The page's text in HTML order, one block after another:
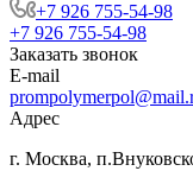
+7 926 755-54-98
+7 926 755-54-98
Заказать звонок
E-mail
Адрес
г. Москва,